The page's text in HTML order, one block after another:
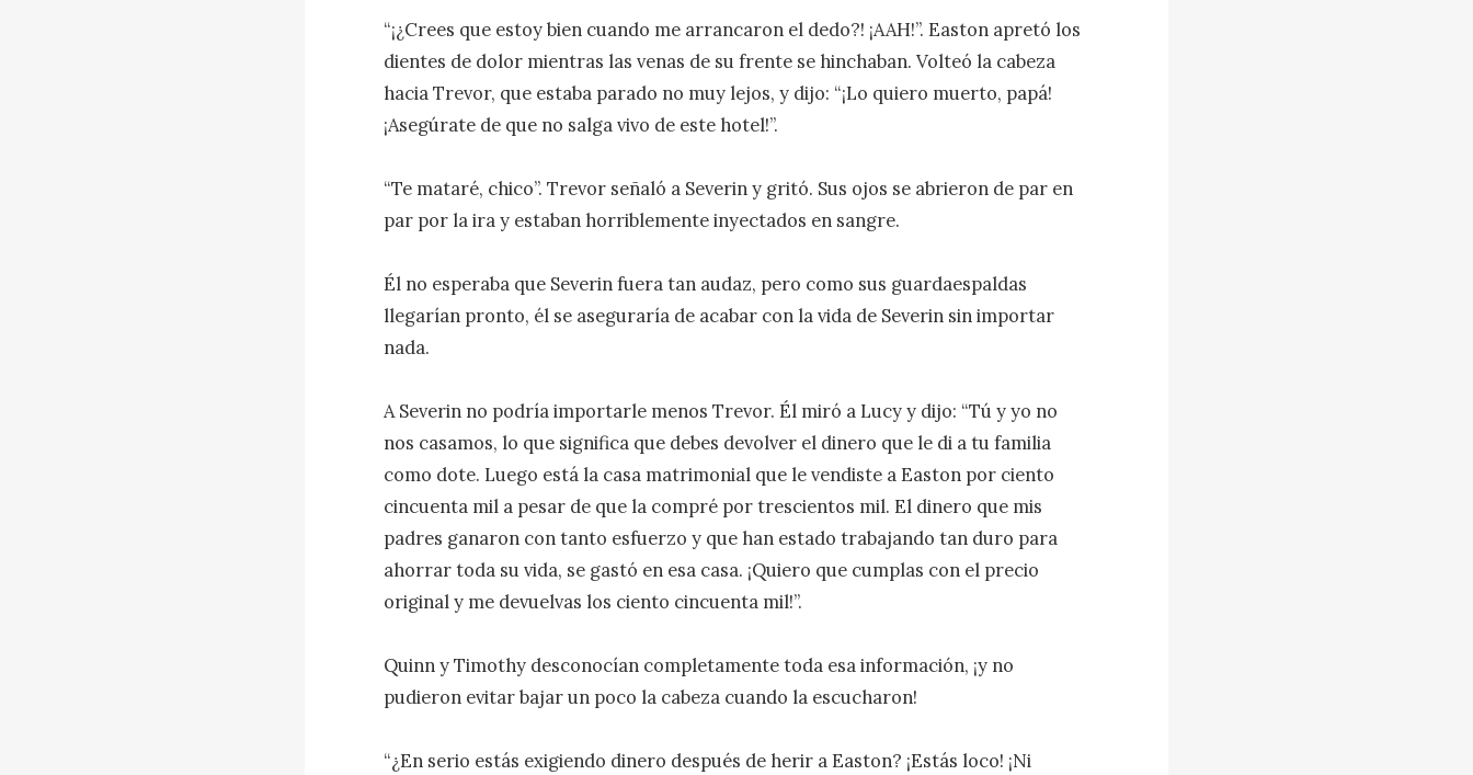
“¡¿Crees que estoy bien cuando me arrancaron el dedo?! ¡AAH!”. Easton apretó los
dientes de dolor mientras las venas de su frente se hinchaban. Volteó la cabeza
hacia Trevor, que estaba parado no muy lejos, y dijo: “¡Lo quiero muerto, papá!
¡Asegúrate de que no salga vivo de este hotel!”.
“Te mataré, chico”. Trevor señaló a Severin y gritó. Sus ojos se abrieron de par en
par por la ira y estaban horriblemente inyectados en sangre.
Él no esperaba que Severin fuera tan audaz, pero como sus guardaespaldas
llegarían pronto, él se aseguraría de acabar con la vida de Severin sin importar
nada.
A Severin no podría importarle menos Trevor. Él miró a Lucy y dijo: “Tú y yo no
nos casamos, lo que significa que debes devolver el dinero que le di a tu familia
como dote. Luego está la casa matrimonial que le vendiste a Easton por ciento
cincuenta mil a pesar de que la compré por trescientos mil. El dinero que mis
padres ganaron con tanto esfuerzo y que han estado trabajando tan duro para
ahorrar toda su vida, se gastó en esa casa. ¡Quiero que cumplas con el precio
original y me devuelvas los ciento cincuenta mil!”.
Quinn y Timothy desconocían completamente toda esa información, ¡y no
pudieron evitar bajar un poco la cabeza cuando la escucharon!
“¿En serio estás exigiendo dinero después de herir a Easton? ¡Estás loco! ¡Ni